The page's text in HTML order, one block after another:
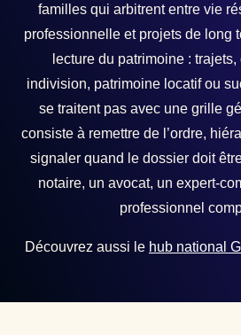
familles qui arbitrent entre vie
professionnelle et projets de long
lecture du patrimoine :
indivision, patrimoine locatif ou
se traitent pas avec une grille
consiste à remettre de l’ordre,
signaler quand le dossier doit
notaire, un avocat, un expert-
professionnel
Découvrez aussi le hub national